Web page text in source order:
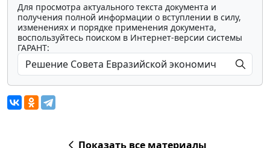
Для просмотра актуального текста документа и
получения полной информации о вступлении в силу,
изменениях и порядке применения документа,
воспользуйтесь поиском в Интернет-версии системы
ГАРАНТ:
Показать все материалы